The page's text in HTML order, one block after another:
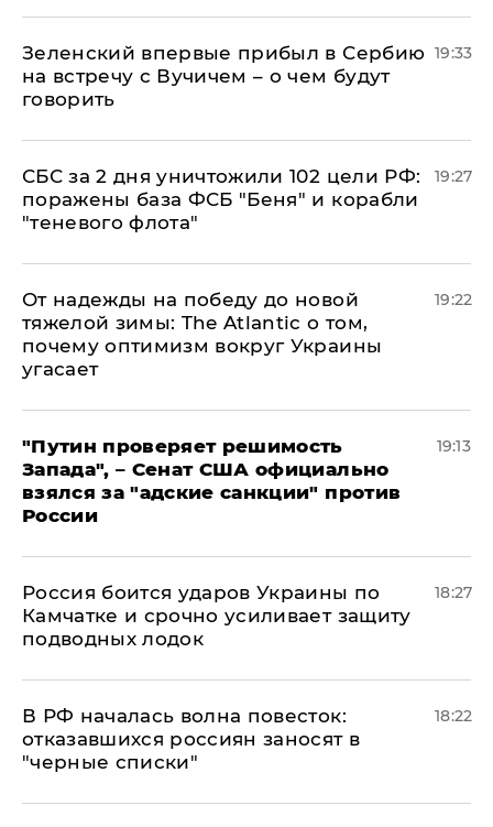
Зеленский впервые прибыл в Сербию
на встречу с Вучичем – о чем будут
говорить
19:33
СБС за 2 дня уничтожили 102 цели РФ:
поражены база ФСБ "Беня" и корабли
"теневого флота"
19:27
От надежды на победу до новой
тяжелой зимы: The Atlantic о том,
почему оптимизм вокруг Украины
угасает
19:22
"Путин проверяет решимость
Запада", – Сенат США официально
взялся за "адские санкции" против
России
19:13
Россия боится ударов Украины по
Камчатке и срочно усиливает защиту
подводных лодок
18:27
​В РФ началась волна повесток:
отказавшихся россиян заносят в
"черные списки"
18:22